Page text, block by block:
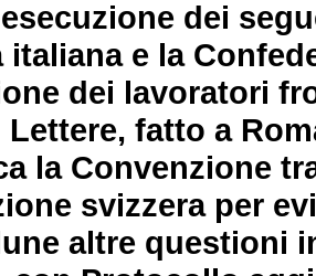
dei
italiana e la
dei lavoratori
fatto a
la Convenzione
svizzera per
altre questioni